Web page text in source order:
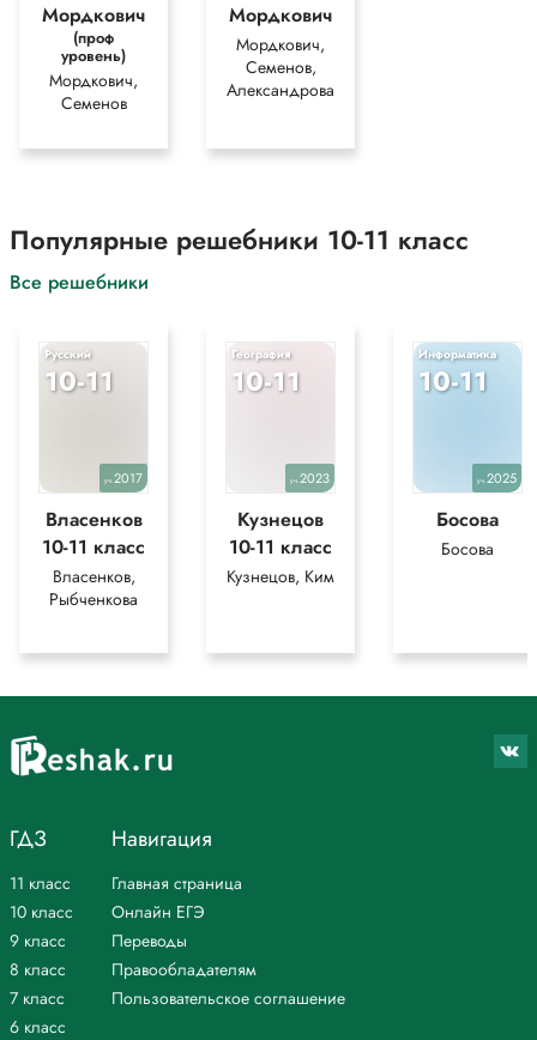
Мордкович
(проф
уровень)
Мордкович,
Семенов
Мордкович
Мордкович,
Семенов,
Александрова
Популярные решебники 10-11 класс
Все решебники
Русский
10-11
уч.2017
Власенков
10-11 класс
Власенков,
Рыбченкова
География
10-11
уч.2023
Кузнецов
10-11 класс
Кузнецов, Ким
Информатика
10-11
уч.2025
Босова
Босова
ГДЗ
11 класс
10 класс
9 класс
8 класс
7 класс
6 класс
Навигация
Главная страница
Онлайн ЕГЭ
Переводы
Правообладателям
Пользовательское соглашение